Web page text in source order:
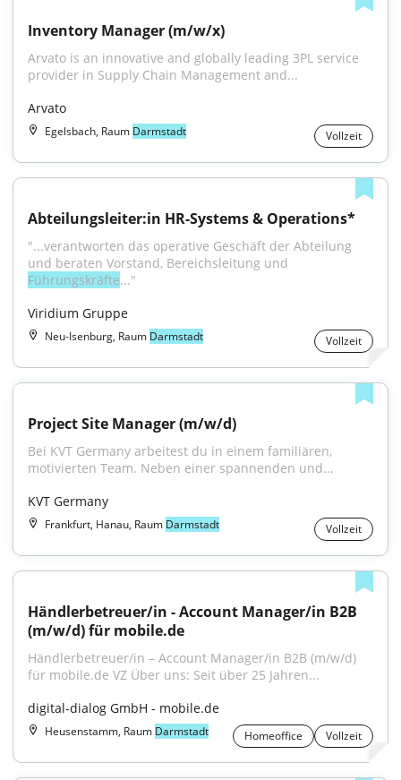
Inventory Manager (m/w/x)
Arvato is an innovative and globally leading 3PL service
provider in Supply Chain Management and...
Arvato
Egelsbach, Raum Darmstadt Vollzeit
Abteilungsleiter:in HR-Systems & Operations*
"...verantworten das operative Geschäft der Abteilung
Führungskräfte..."
Viridium Gruppe
Neu-Isenburg, Raum Darmstadt Vollzeit
Project Site Manager (m/w/d)
Bei KVT Germany arbeitest du in einem familiären,
motivierten Team. Neben einer spannenden und...
KVT Germany
Frankfurt, Hanau, Raum Darmstadt Vollzeit
Händlerbetreuer/in - Account Manager/in B2B
(m/w/d) für mobile.de
Händlerbetreuer/in – Account Manager/in B2B (m/w/d)
für mobile.de VZ Über uns: Seit über 25 Jahren...
digital-dialog GmbH - mobile.de
Heusenstamm, Raum Darmstadt Homeoffice Vollzeit